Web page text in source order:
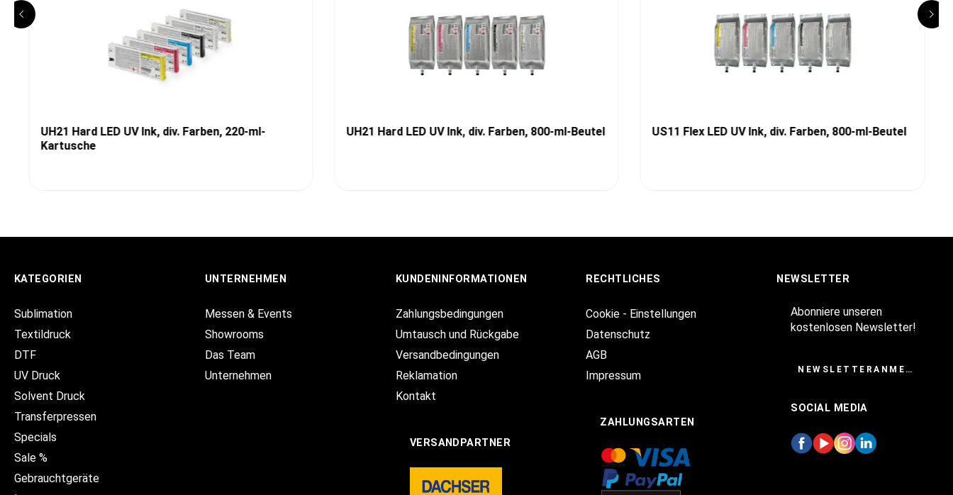
UH21 Hard LED UV Ink, div. Farben, 220-ml-
Kartusche
UH21 Hard LED UV Ink, div. Farben, 800-ml-Beutel US11 Flex LED UV Ink, div. Farben, 800-ml-Beutel
KATEGORIEN
Sublimation
Textildruck
DTF
UV Druck
Solvent Druck
Transferpressen
Specials
Sale %
Gebrauchtgeräte
UNTERNEHMEN
Messen & Events
Showrooms
Das Team
Unternehmen
KUNDENINFORMATIONEN
Zahlungsbedingungen
Umtausch und Rückgabe
Versandbedingungen
Reklamation
Kontakt
VERSANDPARTNER
RECHTLICHES
Cookie - Einstellungen
Datenschutz
AGB
Impressum
ZAHLUNGSARTEN
NEWSLETTER
Abonniere unseren
kostenlosen Newsletter!
NEWSLETTERANMELDUNG
SOCIAL MEDIA